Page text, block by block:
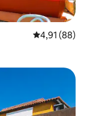
4,91 de uma
4,91 (88)